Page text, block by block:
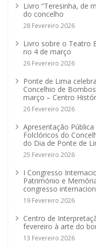
Livro “Teresinha, de
do concelho
28 Fevereiro 2026
Livro sobre o Teatro
no 4 de março
26 Fevereiro 2026
Ponte de Lima
Concelhio de
março – Centro
26 Fevereiro 2026
Apresentação
Folclóricos do
do Dia de Ponte de
25 Fevereiro 2026
I Congresso
Património e
congresso
19 Fevereiro 2026
Centro de
fevereiro à arte do
13 Fevereiro 2026